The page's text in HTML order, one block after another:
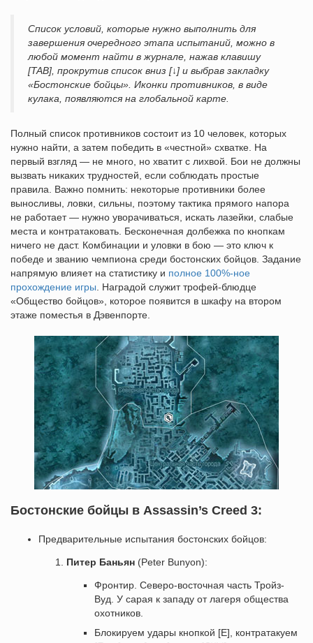
Список условий, которые нужно выполнить для
завершения очередного этапа испытаний, можно в
любой момент найти в журнале, нажав клавишу
[TAB], прокрутив список вниз [↓] и выбрав закладку
«Бостонские бойцы». Иконки противников, в виде
кулака, появляются на глобальной карте.
Полный список противников состоит из 10 человек, которых
нужно найти, а затем победить в «честной» схватке. На
первый взгляд — не много, но хватит с лихвой. Бои не должны
вызвать никаких трудностей, если соблюдать простые
правила. Важно помнить: некоторые противники более
выносливы, ловки, сильны, поэтому тактика прямого напора
не работает — нужно уворачиваться, искать лазейки, слабые
места и контратаковать. Бесконечная долбежка по кнопкам
ничего не даст. Комбинации и уловки в бою — это ключ к
победе и званию чемпиона среди бостонских бойцов. Задание
напрямую влияет на статистику и полное 100%-ное
прохождение игры . Наградой служит трофей-блюдце
«Общество бойцов», которое появится в шкафу на втором
этаже поместья в Дэвенпорте.
Бостонские бойцы в Assassin’s Creed 3:
Предварительные испытания бостонских бойцов:
Питер Баньян (Peter Bunyon):
Фронтир. Северо-восточная часть Тройз-
Вуд. У сарая к западу от лагеря общества
охотников.
Блокируем удары кнопкой [E], контратакуем